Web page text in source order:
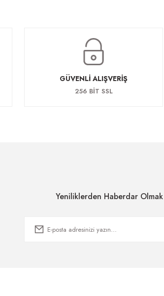
GÜVENLİ ALIŞVERİŞ
256 BİT SSL
Yeniliklerden Haberdar